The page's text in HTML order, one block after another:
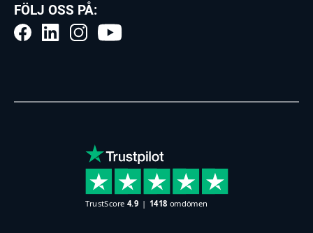
FÖLJ OSS PÅ: